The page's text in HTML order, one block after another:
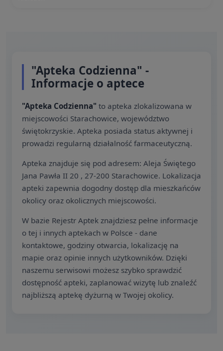
"Apteka Codzienna" -
Informacje o aptece
"Apteka Codzienna" to apteka zlokalizowana w
miejscowości Starachowice, województwo
świętokrzyskie. Apteka posiada status aktywnej i
prowadzi regularną działalność farmaceutyczną.
Apteka znajduje się pod adresem: Aleja Świętego
Jana Pawła II 20 , 27-200 Starachowice. Lokalizacja
apteki zapewnia dogodny dostęp dla mieszkańców
okolicy oraz okolicznych miejscowości.
W bazie Rejestr Aptek znajdziesz pełne informacje
o tej i innych aptekach w Polsce - dane
kontaktowe, godziny otwarcia, lokalizację na
mapie oraz opinie innych użytkowników. Dzięki
naszemu serwisowi możesz szybko sprawdzić
dostępność apteki, zaplanować wizytę lub znaleźć
najbliższą aptekę dyżurną w Twojej okolicy.